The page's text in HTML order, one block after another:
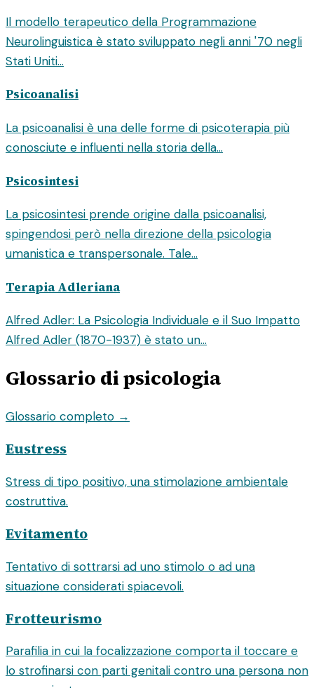
Il modello terapeutico della Programmazione
Neurolinguistica è stato sviluppato negli anni '70 negli
Stati Uniti...
Psicoanalisi
La psicoanalisi è una delle forme di psicoterapia più
conosciute e influenti nella storia della...
Psicosintesi
La psicosintesi prende origine dalla psicoanalisi,
spingendosi però nella direzione della psicologia
umanistica e transpersonale. Tale...
Terapia Adleriana
Alfred Adler: La Psicologia Individuale e il Suo Impatto
Alfred Adler (1870-1937) è stato un...
Glossario di psicologia
Glossario completo →
Eustress
Stress di tipo positivo, una stimolazione ambientale
costruttiva.
Evitamento
Tentativo di sottrarsi ad uno stimolo o ad una
situazione considerati spiacevoli.
Frotteurismo
Parafilia in cui la focalizzazione comporta il toccare e
lo strofinarsi con parti genitali contro una persona non